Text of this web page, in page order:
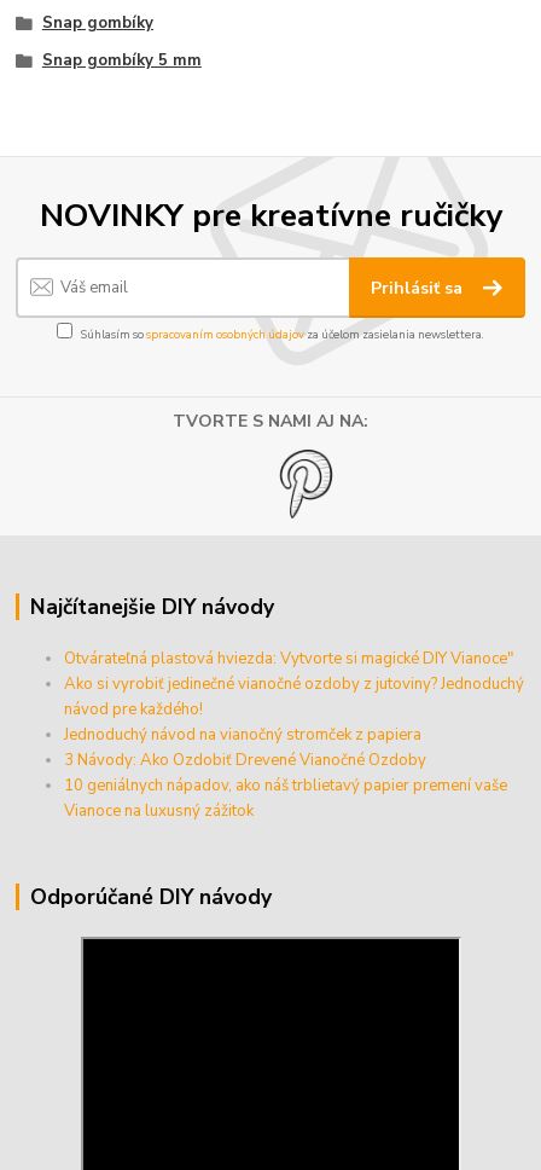
Snap gombíky
Snap gombíky 5 mm
NOVINKY pre kreatívne ručičky
Prihlásiť sa
Súhlasím sospracovaním osobných údajov za účelom zasielania newslettera.
TVORTE S NAMI AJ NA:
Najčítanejšie DIY návody
Otvárateľná plastová hviezda: Vytvorte si magické DIY Vianoce"
Ako si vyrobiť jedinečné vianočné ozdoby z jutoviny? Jednoduchý
návod pre každého!
Jednoduchý návod na vianočný stromček z papiera
3 Návody: Ako Ozdobiť Drevené Vianočné Ozdoby
10 geniálnych nápadov, ako náš trblietavý papier premení vaše
Vianoce na luxusný zážitok
Odporúčané DIY návody